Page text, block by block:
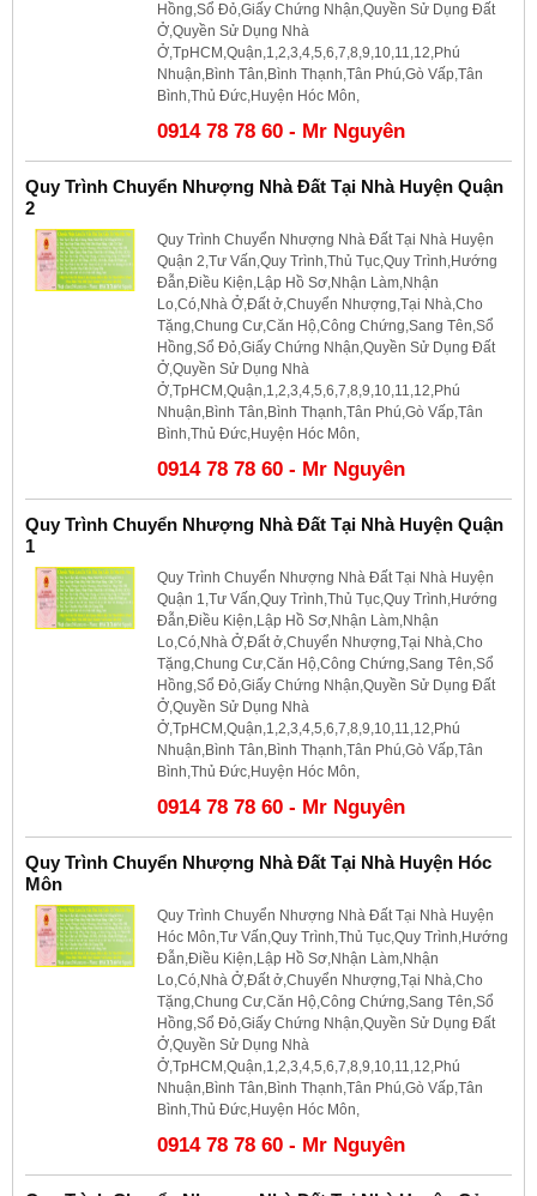
Hồng,Sổ Đỏ,Giấy Chứng Nhận,Quyền Sử Dụng Đất
Ở,Quyền Sử Dụng Nhà
Ở,TpHCM,Quận,1,2,3,4,5,6,7,8,9,10,11,12,Phú
Nhuận,Bình Tân,Bình Thạnh,Tân Phú,Gò Vấp,Tân
Bình,Thủ Đức,Huyện Hóc Môn,
0914 78 78 60 - Mr Nguyên
Quy Trình Chuyển Nhượng Nhà Đất Tại Nhà Huyện Quận
2
Quy Trình Chuyển Nhượng Nhà Đất Tại Nhà Huyện
Quận 2,Tư Vấn,Quy Trình,Thủ Tục,Quy Trình,Hướng
Đẫn,Điều Kiện,Lập Hồ Sơ,Nhận Làm,Nhận
Lo,Có,Nhà Ở,Đất ở,Chuyển Nhượng,Tại Nhà,Cho
Tặng,Chung Cư,Căn Hộ,Công Chứng,Sang Tên,Sổ
Hồng,Sổ Đỏ,Giấy Chứng Nhận,Quyền Sử Dụng Đất
Ở,Quyền Sử Dụng Nhà
Ở,TpHCM,Quận,1,2,3,4,5,6,7,8,9,10,11,12,Phú
Nhuận,Bình Tân,Bình Thạnh,Tân Phú,Gò Vấp,Tân
Bình,Thủ Đức,Huyện Hóc Môn,
0914 78 78 60 - Mr Nguyên
Quy Trình Chuyển Nhượng Nhà Đất Tại Nhà Huyện Quận
1
Quy Trình Chuyển Nhượng Nhà Đất Tại Nhà Huyện
Quận 1,Tư Vấn,Quy Trình,Thủ Tục,Quy Trình,Hướng
Đẫn,Điều Kiện,Lập Hồ Sơ,Nhận Làm,Nhận
Lo,Có,Nhà Ở,Đất ở,Chuyển Nhượng,Tại Nhà,Cho
Tặng,Chung Cư,Căn Hộ,Công Chứng,Sang Tên,Sổ
Hồng,Sổ Đỏ,Giấy Chứng Nhận,Quyền Sử Dụng Đất
Ở,Quyền Sử Dụng Nhà
Ở,TpHCM,Quận,1,2,3,4,5,6,7,8,9,10,11,12,Phú
Nhuận,Bình Tân,Bình Thạnh,Tân Phú,Gò Vấp,Tân
Bình,Thủ Đức,Huyện Hóc Môn,
0914 78 78 60 - Mr Nguyên
Quy Trình Chuyển Nhượng Nhà Đất Tại Nhà Huyện Hóc
Môn
Quy Trình Chuyển Nhượng Nhà Đất Tại Nhà Huyện
Hóc Môn,Tư Vấn,Quy Trình,Thủ Tục,Quy Trình,Hướng
Đẫn,Điều Kiện,Lập Hồ Sơ,Nhận Làm,Nhận
Lo,Có,Nhà Ở,Đất ở,Chuyển Nhượng,Tại Nhà,Cho
Tặng,Chung Cư,Căn Hộ,Công Chứng,Sang Tên,Sổ
Hồng,Sổ Đỏ,Giấy Chứng Nhận,Quyền Sử Dụng Đất
Ở,Quyền Sử Dụng Nhà
Ở,TpHCM,Quận,1,2,3,4,5,6,7,8,9,10,11,12,Phú
Nhuận,Bình Tân,Bình Thạnh,Tân Phú,Gò Vấp,Tân
Bình,Thủ Đức,Huyện Hóc Môn,
0914 78 78 60 - Mr Nguyên